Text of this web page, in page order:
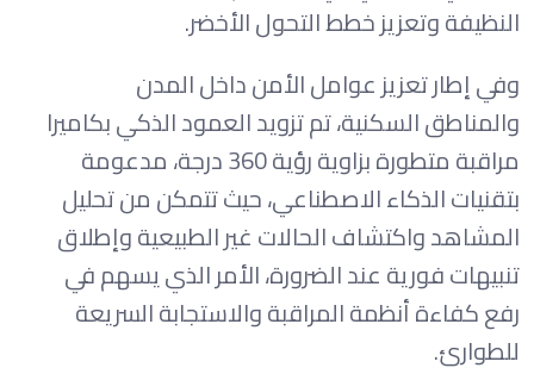
النظيفة وتعزيز خطط التحول الأخضر.
وفي إطار تعزيز عوامل الأمن داخل المدن
والمناطق السكنية، تم تزويد العمود الذكي بكاميرا
مراقبة متطورة بزاوية رؤية 360 درجة، مدعومة
بتقنيات الذكاء الاصطناعي، حيث تتمكن من تحليل
المشاهد واكتشاف الحالات غير الطبيعية وإطلاق
تنبيهات فورية عند الضرورة، الأمر الذي يسهم في
رفع كفاءة أنظمة المراقبة والاستجابة السريعة
للطوارئ.